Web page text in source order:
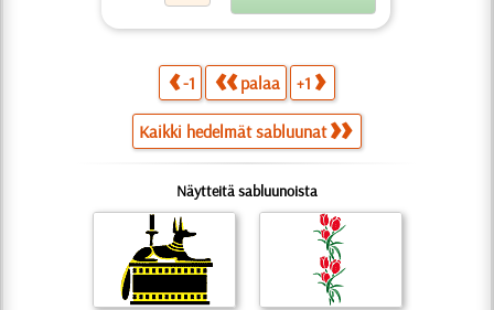
-1 palaa +1
Kaikki hedelmät sabluunat
Näytteitä sabluunoista